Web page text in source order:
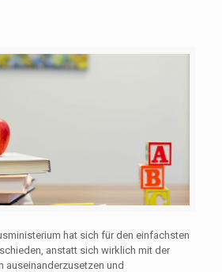
hat sich für den einfachsten
anstatt sich wirklich mit der
auseinanderzusetzen und